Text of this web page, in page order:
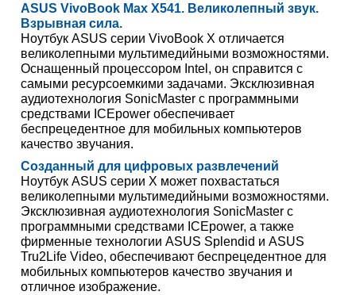
ASUS VivoBook Max X541. Великолепный звук.
Взрывная сила.
Ноутбук ASUS серии VivoBook X отличается
великолепными мультимедийными возможностями.
Оснащенный процессором Intel, он справится с
самыми ресурсоемкими задачами. Эксклюзивная
аудиотехнология SonicMaster с программными
средствами ICEpower обеспечивает
беспрецедентное для мобильных компьютеров
качество звучания.
Созданный для цифровых развлечений
Ноутбук ASUS серии X может похвастаться
великолепными мультимедийными возможностями.
Эксклюзивная аудиотехнология SonicMaster с
программными средствами ICEpower, а также
фирменные технологии ASUS Splendid и ASUS
Tru2Life Video, обеспечивают беспрецедентное для
мобильных компьютеров качество звучания и
отличное изображение.